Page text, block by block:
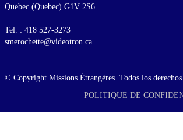
Quebec (Quebec) G1V 2S6
Tel. : 418 527-3273
smerochette@videotron.ca
© Copyright Missions Étrangères. Todos los derechos
POLITIQUE DE